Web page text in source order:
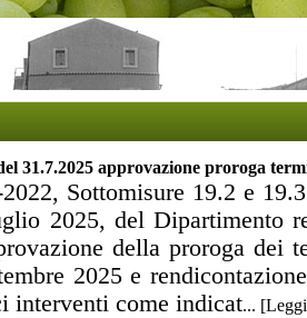
31.7.2025 approvazione proroga
Sottomisure 19.2 e
2025, del Dipartimento
della proroga dei
2025 e
interventi come indicat... [Leggi